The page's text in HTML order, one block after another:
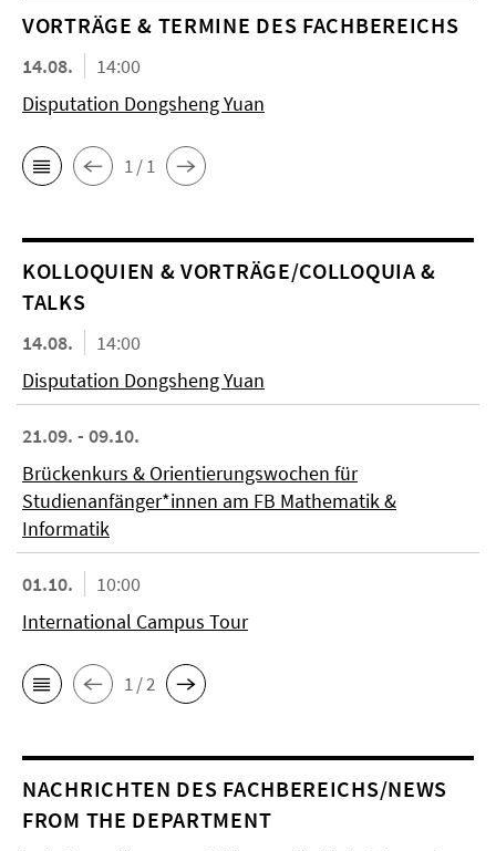
VORTRÄGE & TERMINE DES FACHBEREICHS
14.08.
14:00
Disputation Dongsheng Yuan
1 / 1
KOL­LO­QUIEN & VORTRÄGE/COLLOQUIA &
TALKS
14.08.
14:00
Disputation Dongsheng Yuan
21.09. - 09.10.
Brückenkurs & Orientierungswochen für
Studienanfänger*innen am FB Mathematik &
Informatik
01.10.
10:00
International Campus Tour
1 / 2
NACHRICHTEN DES FACHBEREICHS/NEWS
FROM THE DEPARTMENT